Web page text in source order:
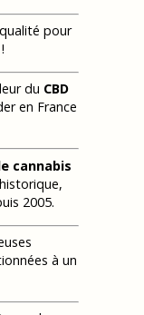
pour
du CBD
en France
cannabis
2005.
à un